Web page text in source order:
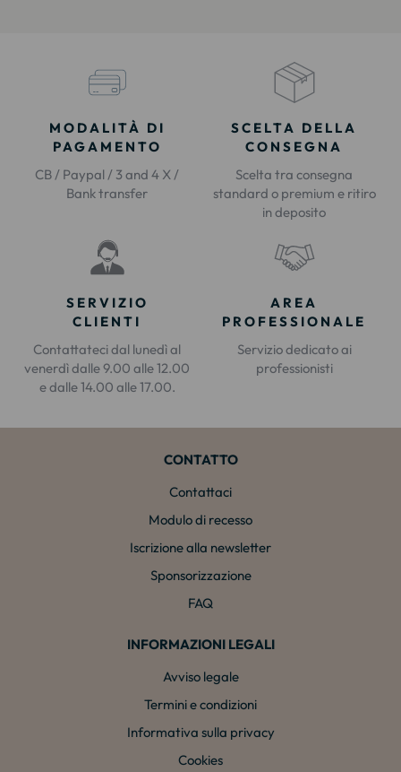
MODALITÀ DI
PAGAMENTO
CB / Paypal / 3 and 4 X /
Bank transfer
SCELTA DELLA
CONSEGNA
Scelta tra consegna
standard o premium e ritiro
in deposito
SERVIZIO
CLIENTI
Contattateci dal lunedì al
venerdì dalle 9.00 alle 12.00
e dalle 14.00 alle 17.00.
AREA
PROFESSIONALE
Servizio dedicato ai
professionisti
CONTATTO
Contattaci
Modulo di recesso
Iscrizione alla newsletter
Sponsorizzazione
FAQ
INFORMAZIONI LEGALI
Avviso legale
Termini e condizioni
Informativa sulla privacy
Cookies